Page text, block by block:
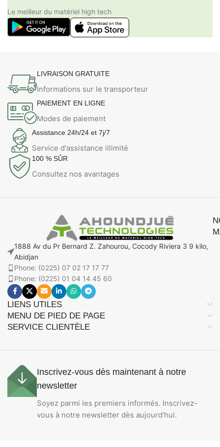
Le meilleur du matériel high tech
LIVRAISON GRATUITE
Informations sur le transporteur
PAIEMENT EN LIGNE
Modes de paiement
Assistance 24h/24 et 7j/7
Service d'assistance illimité
100 % SÛR
Consultez nos avantages
1888 Av du Pr Bernard Z. Zahourou, Cocody Riviera 3 9 kilo,
Abidjan
Phone: (0225) 07 02 17 17 77
Phone: (0225) 01 04 14 45 60
LIENS UTILES
MENU DE PIED DE PAGE
SERVICE CLIENTÈLE
Inscrivez-vous dès maintenant à notre
newsletter
Soyez parmi les premiers informés. Inscrivez-
vous à notre newsletter dès aujourd'hui.